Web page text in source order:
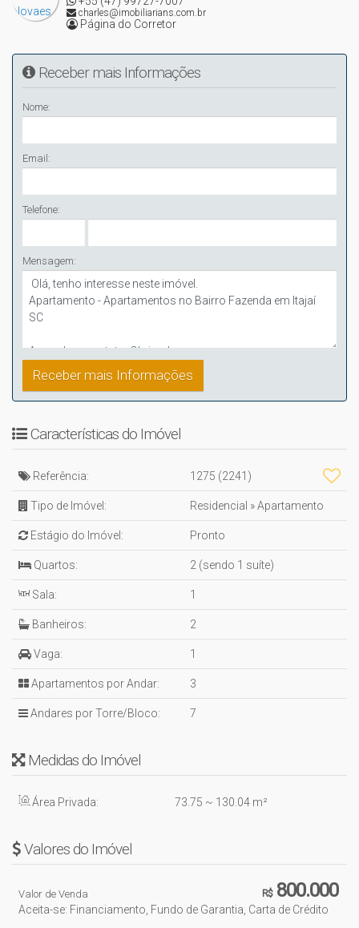
charles@imobiliarians.com.br
Página do Corretor
Receber mais Informações
Nome:
Email:
Telefone:
Mensagem:
Características do Imóvel
Referência: 1275 (2241)
Tipo de Imóvel: Residencial »Apartamento
Estágio do Imóvel: Pronto
Quartos: 2 (sendo 1 suíte)
Sala: 1
Banheiros: 2
Vaga: 1
Apartamentos por Andar: 3
Andares por Torre/Bloco: 7
Medidas do Imóvel
Área Privada: 73.75 ~ 130.04 m²
Valores do Imóvel
R$800.000
Valor de Venda
Aceita-se: Financiamento, Fundo de Garantia, Carta de Crédito